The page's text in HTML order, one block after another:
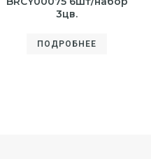
3цв.
ПОДРОБНЕЕ